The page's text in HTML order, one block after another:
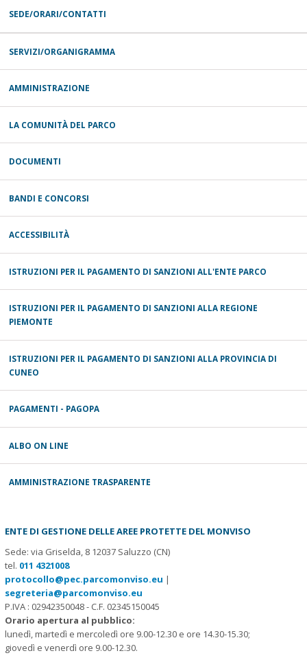
SEDE/ORARI/CONTATTI
SERVIZI/ORGANIGRAMMA
AMMINISTRAZIONE
LA COMUNITÀ DEL PARCO
DOCUMENTI
BANDI E CONCORSI
ACCESSIBILITÀ
ISTRUZIONI PER IL PAGAMENTO DI SANZIONI ALL'ENTE PARCO
ISTRUZIONI PER IL PAGAMENTO DI SANZIONI ALLA REGIONE
PIEMONTE
ISTRUZIONI PER IL PAGAMENTO DI SANZIONI ALLA PROVINCIA DI
CUNEO
PAGAMENTI - PAGOPA
ALBO ON LINE
AMMINISTRAZIONE TRASPARENTE
ENTE DI GESTIONE DELLE AREE PROTETTE DEL MONVISO
Sede: via Griselda, 8 12037 Saluzzo (CN)
tel. 011 4321008
protocollo@pec.parcomonviso.eu |
segreteria@parcomonviso.eu
P.IVA : 02942350048 - C.F. 02345150045
Orario apertura al pubblico:
lunedì, martedì e mercoledì ore 9.00-12.30 e ore 14.30-15.30;
giovedì e venerdì ore 9.00-12.30.